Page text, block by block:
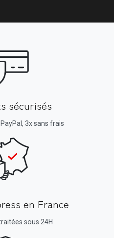
sécurisés
3x sans frais
en France
sous 24H